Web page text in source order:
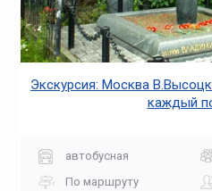
Экскурсия: Москва
каждый
автобусная
По маршруту